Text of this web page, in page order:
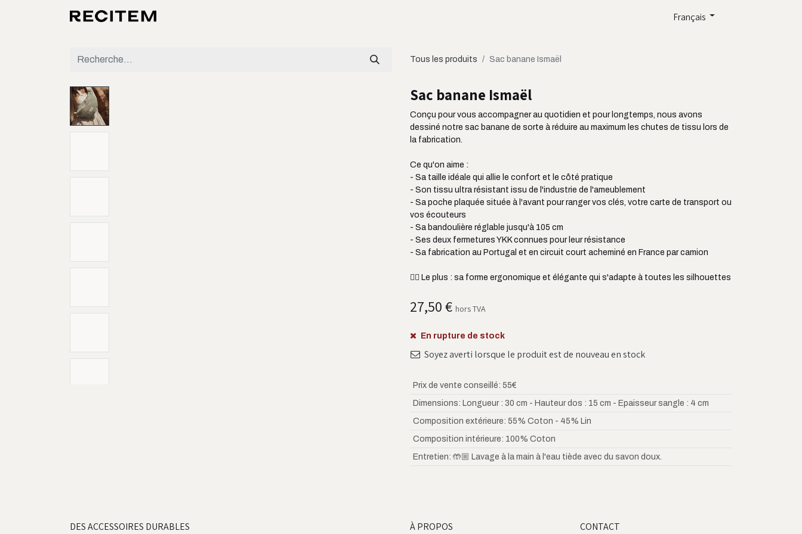
Français
Tous les produits Sac banane Ismaël
Sac banane Ismaël
Conçu pour vous accompagner au quotidien et pour longtemps, nous avons
dessiné notre sac banane de sorte à réduire au maximum les chutes de tissu lors de
la fabrication.
Ce qu'on aime :
- Sa taille idéale qui allie le confort et le côté pratique
- Son tissu ultra résistant issu de l'industrie de l'ameublement
- Sa poche plaquée située à l'avant pour ranger vos clés, votre carte de transport ou
vos écouteurs
- Sa bandoulière réglable jusqu'à 105 cm
- Ses deux fermetures YKK connues pour leur résistance
- Sa fabrication au Portugal et en circuit court acheminé en France par camion
👌🏼 Le plus : sa forme ergonomique et élégante qui s'adapte à toutes les silhouettes
27,50€ hors TVA
En rupture de stock
Soyez averti lorsque le produit est de nouveau en stock
Prix de vente conseillé: 55€
Dimensions: Longueur : 30 cm - Hauteur dos : 15 cm - Epaisseur sangle : 4 cm
Composition extérieure: 55% Coton - 45% Lin
Composition intérieure: 100% Coton
Entretien: 🤲🏼 Lavage à la main à l'eau tiède avec du savon doux.
DES ACCESSOIRES DURABLES À PROPOS CONTACT